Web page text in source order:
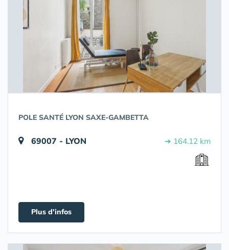
POLE SANTÉ LYON SAXE-GAMBETTA
69007 - LYON ➔ 164.12 km
Plus d'infos